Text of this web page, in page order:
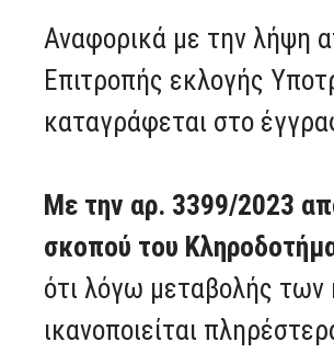
Αναφορικά με την λήψη
Επιτροπής εκλογής
καταγράφεται στο
Με την αρ. 3399/2023
σκοπού του
ότι λόγω μεταβολής
ικανοποιείται